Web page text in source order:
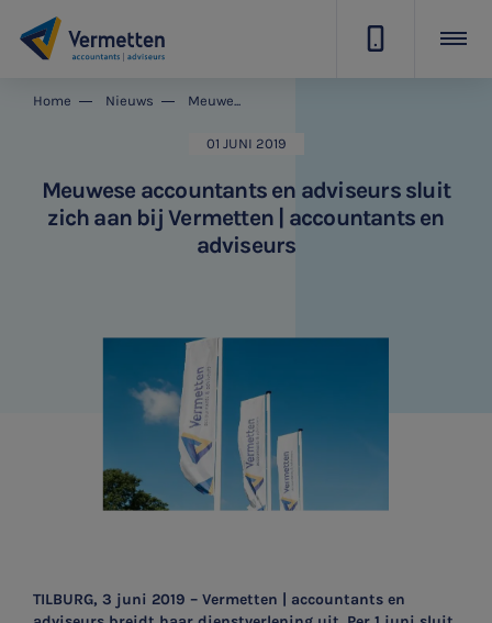
Home Nieuws Meuwese accountants en adviseurs sluit zich aan bij Vermetten | accountants en adviseurs
01 JUNI 2019
Meuwese accountants en adviseurs sluit
zich aan bij Vermetten | accountants en
adviseurs
TILBURG, 3 juni 2019 – Vermetten | accountants en